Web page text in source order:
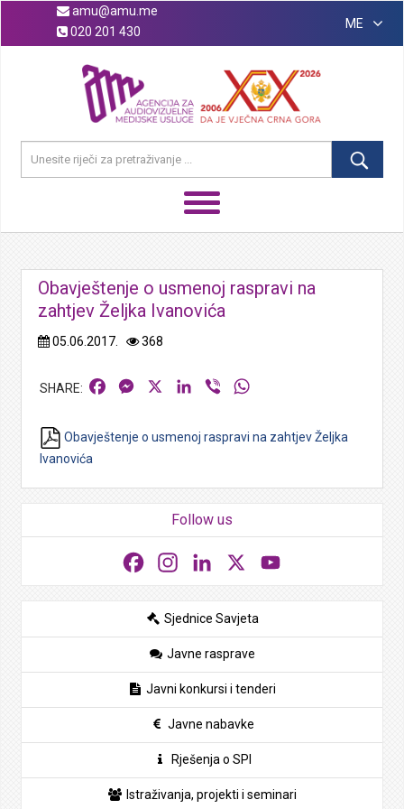
amu@amu.me
020 201 430
ME
Obavještenje o usmenoj raspravi na
zahtjev Željka Ivanovića
05.06.2017. 368
FacebookMessengerLinkedIn
Viber
Obavještenje o usmenoj raspravi na zahtjev Željka
Ivanovića
Follow us
FacebookInstagramLinkedIn
Sjednice Savjeta
Javne rasprave
Javni konkursi i tenderi
Javne nabavke
Rješenja o SPI
Istraživanja, projekti i seminari